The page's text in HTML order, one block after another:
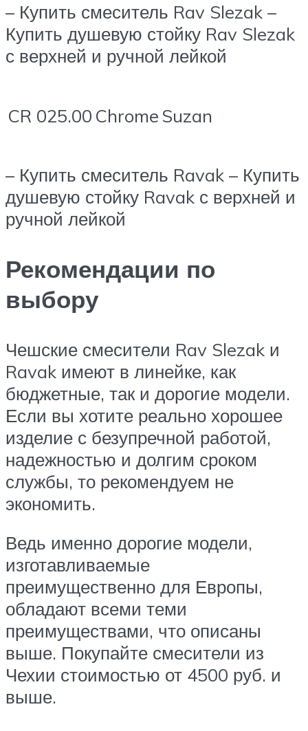
– Купить смеситель Rav Slezak –
Купить душевую стойку Rav Slezak
с верхней и ручной лейкой
CR 025.00 ChromeSuzan
– Купить смеситель Ravak – Купить
душевую стойку Ravak с верхней и
ручной лейкой
Рекомендации по
выбору
Чешские смесители Rav Slezak и
Ravak имеют в линейке, как
бюджетные, так и дорогие модели.
Если вы хотите реально хорошее
изделие с безупречной работой,
надежностью и долгим сроком
службы, то рекомендуем не
экономить.
Ведь именно дорогие модели,
изготавливаемые
преимущественно для Европы,
обладают всеми теми
преимуществами, что описаны
выше. Покупайте смесители из
Чехии стоимостью от 4500 руб. и
выше.